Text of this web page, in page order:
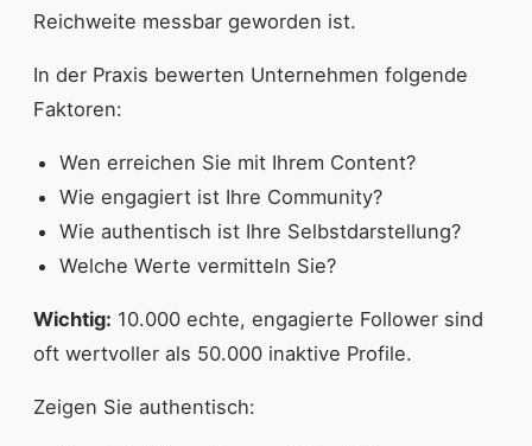
Reichweite messbar geworden ist.
In der Praxis bewerten Unternehmen folgende
Faktoren:
Wen erreichen Sie mit Ihrem Content?
Wie engagiert ist Ihre Community?
Wie authentisch ist Ihre Selbstdarstellung?
Welche Werte vermitteln Sie?
Wichtig: 10.000 echte, engagierte Follower sind
oft wertvoller als 50.000 inaktive Profile.
Zeigen Sie authentisch: